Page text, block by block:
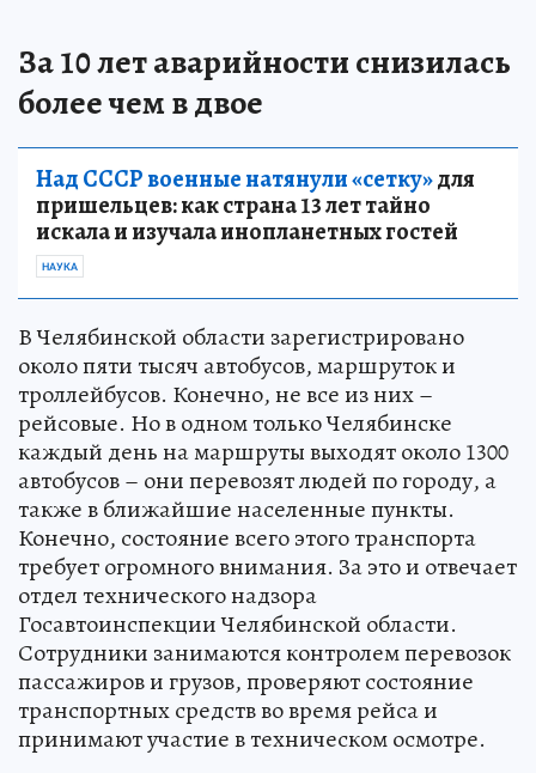
За 10 лет аварийности снизилась
более чем в двое
Над СССР военные натянули «сетку»для
пришельцев: как страна 13 лет тайно
искала и изучала инопланетных гостей
НАУКА
В Челябинской области зарегистрировано
около пяти тысяч автобусов, маршруток и
троллейбусов. Конечно, не все из них –
рейсовые. Но в одном только Челябинске
каждый день на маршруты выходят около 1300
автобусов – они перевозят людей по городу, а
также в ближайшие населенные пункты.
Конечно, состояние всего этого транспорта
требует огромного внимания. За это и отвечает
отдел технического надзора
Госавтоинспекции Челябинской области.
Сотрудники занимаются контролем перевозок
пассажиров и грузов, проверяют состояние
транспортных средств во время рейса и
принимают участие в техническом осмотре.